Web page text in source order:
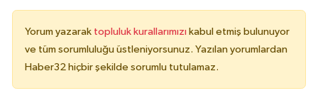
Yorum yazarak topluluk kurallarımızı kabul etmiş bulunuyor
ve tüm sorumluluğu üstleniyorsunuz. Yazılan yorumlardan
Haber32 hiçbir şekilde sorumlu tutulamaz.